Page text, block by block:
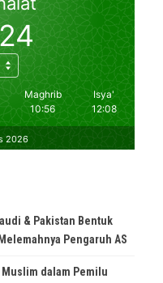
& Pakistan Bentuk
Pengaruh AS
dalam Pemilu